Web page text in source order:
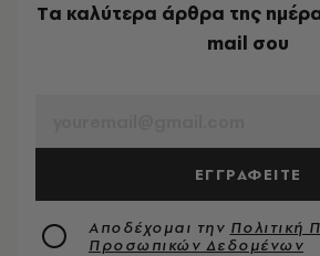
Tα καλύτερα άρθρα της
mail σου
ΕΓΓΡΑΦΕΙΤΕ
Αποδέχομαι την Πολιτική
Προσωπικών Δεδομένων